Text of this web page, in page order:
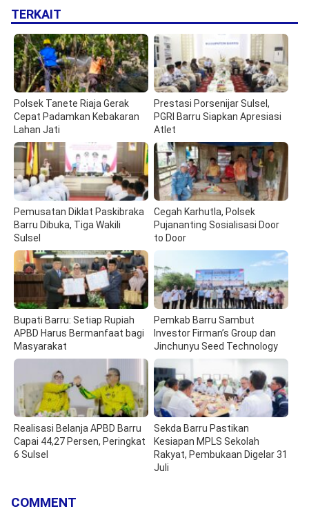
TERKAIT
Polsek Tanete Riaja Gerak
Cepat Padamkan Kebakaran
Lahan Jati
Prestasi Porsenijar Sulsel,
PGRI Barru Siapkan Apresiasi
Atlet
Pemusatan Diklat Paskibraka
Barru Dibuka, Tiga Wakili
Sulsel
Cegah Karhutla, Polsek
Pujananting Sosialisasi Door
to Door
Bupati Barru: Setiap Rupiah
APBD Harus Bermanfaat bagi
Masyarakat
Pemkab Barru Sambut
Investor Firman’s Group dan
Jinchunyu Seed Technology
Realisasi Belanja APBD Barru
Capai 44,27 Persen, Peringkat
6 Sulsel
Sekda Barru Pastikan
Kesiapan MPLS Sekolah
Rakyat, Pembukaan Digelar 31
Juli
COMMENT